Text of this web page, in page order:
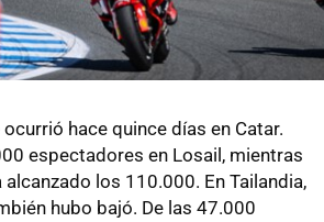
hace quince días en Catar.
espectadores en Losail, mientras
los 110.000. En Tailandia,
hubo bajó. De las 47.000